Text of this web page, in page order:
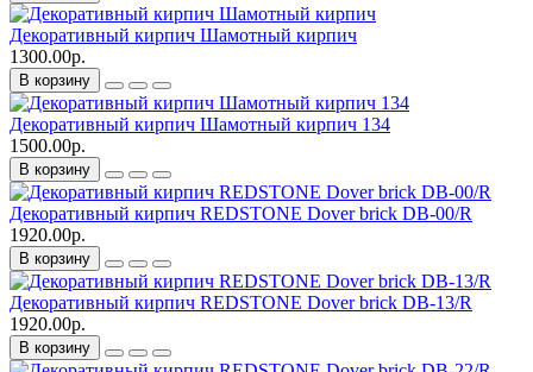
Декоративный кирпич Шамотный кирпич
1300.00р.
В корзину
Декоративный кирпич Шамотный кирпич 134
1500.00р.
В корзину
Декоративный кирпич REDSTONE Dover brick DB-00/R
1920.00р.
В корзину
Декоративный кирпич REDSTONE Dover brick DB-13/R
1920.00р.
В корзину